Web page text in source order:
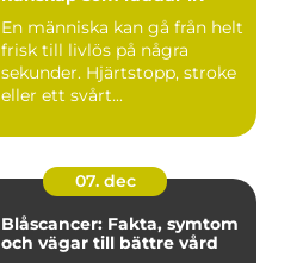
En människa kan gå från helt
frisk till livlös på några
sekunder. Hjärtstopp, stroke
eller ett svårt...
07. dec
Blåscancer: Fakta, symtom
och vägar till bättre vård